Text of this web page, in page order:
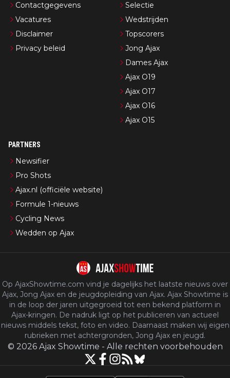
Contactgegevens
Vacatures
Disclaimer
Privacy beleid
Selectie
Wedstrijden
Topscorers
Jong Ajax
Dames Ajax
Ajax O19
Ajax O17
Ajax O16
Ajax O15
PARTNERS
Newsifier
Pro Shots
Ajax.nl (officiële website)
Formule 1-nieuws
Cycling News
Wedden op Ajax
Op AjaxShowtime.com vind je dagelijks het laatste nieuws over
Ajax, Jong Ajax en de jeugdopleiding van Ajax. Ajax Showtime is
in de loop der jaren uitgegroeid tot een bekend platform in
Ajax-kringen. De nadruk ligt op het publiceren van actueel
nieuws middels tekst, foto en video. Daarnaast maken wij eigen
rubrieken met achtergronden, Jong Ajax en jeugd.
© 2026 Ajax Showtime - Alle rechten voorbehouden